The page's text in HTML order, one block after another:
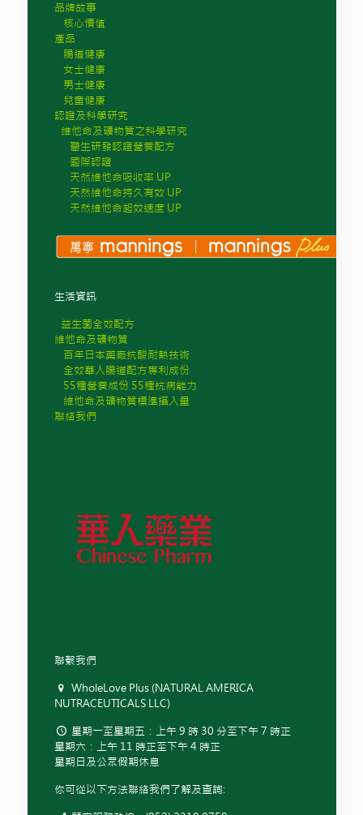
品牌故事
核心價值
產品
腸道健康
女士健康
男士健康
兒童健康
認證及科學研究
維他命及礦物質之科學研究
醫生研發認證營養配方
國際認證
天然維他命吸收率 UP
天然維他命持久有效 UP
天然維他命起效速度 UP
生活資訊
益生菌全效配方
維他命及礦物質
百年日本藥廠抗酸耐熱技術
全效華人腸道配方專利成份
55種營養成份 55種抗病能力
維他命及礦物質標準攝入量
聯絡我們
聯繫我們
WholeLove Plus (NATURAL AMERICA
NUTRACEUTICALS LLC)
星期一至星期五：上午 9 時 30 分至下午 7 時正
星期六：上午 11 時正至下午 4 時正
星期日及公眾假期休息
你可從以下方法聯絡我們了解及查詢: